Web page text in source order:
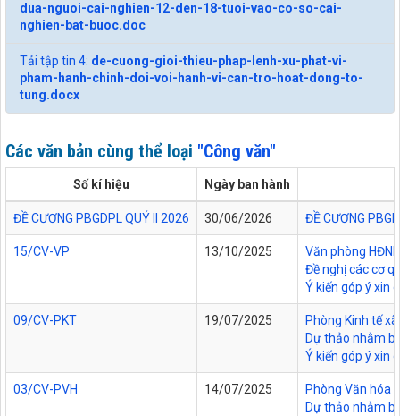
dua-nguoi-cai-nghien-12-den-18-tuoi-vao-co-so-cai-
nghien-bat-buoc.doc
Tải tập tin 4: de-cuong-gioi-thieu-phap-lenh-xu-phat-vi-
pham-hanh-chinh-doi-voi-hanh-vi-can-tro-hoat-dong-to-
tung.docx
Các văn bản cùng thể loại "Công văn"
Số kí hiệu Ngày ban hành
ĐỀ CƯƠNG PBGDPL QUÝ II 2026 30/06/2026 ĐỀ CƯƠNG
15/CV-VP 13/10/2025
Văn phòng
Đề nghị các cơ
Ý kiến góp ý xin
09/CV-PKT 19/07/2025
Phòng Kinh tế
Dự thảo nhằm
Ý kiến góp ý xin
03/CV-PVH 14/07/2025
Phòng Văn hóa
Dự thảo nhằm